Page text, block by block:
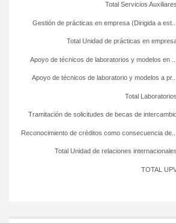
TOTAL
Total Unidad de relaciones internacionales
Reconocimiento de créditos como consecuencia de...
Tramitación de solicitudes de becas de
Total Laboratorios
Apoyo de técnicos de laboratorio y modelos a pr...
Apoyo de técnicos de laboratorios y modelos en ...
Total Unidad de prácticas en
Gestión de prácticas en empresa (Dirigida a est...
Total Servicios Auxiliares